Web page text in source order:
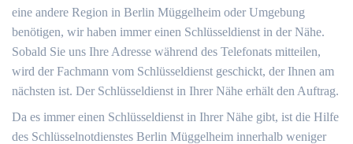
eine andere Region in Berlin Müggelheim oder Umgebung
benötigen, wir haben immer einen Schlüsseldienst in der Nähe.
Sobald Sie uns Ihre Adresse während des Telefonats mitteilen,
wird der Fachmann vom Schlüsseldienst geschickt, der Ihnen am
nächsten ist. Der Schlüsseldienst in Ihrer Nähe erhält den Auftrag.
Da es immer einen Schlüsseldienst in Ihrer Nähe gibt, ist die Hilfe
des Schlüsselnotdienstes Berlin Müggelheim innerhalb weniger